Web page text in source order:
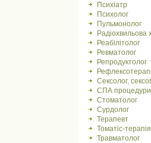
Психіатр
Психолог
Пульмонолог
Радіохвильова
Реабілітолог
Ревматолог
Репродуктолог
Сексолог,
СПА процедури
Стоматолог
Сурдолог
Терапевт
Томатіс-терапія
Травматолог